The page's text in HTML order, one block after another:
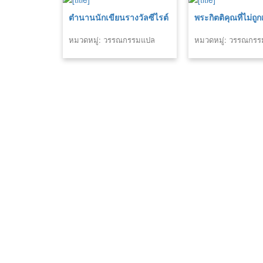
ตำนานนักเขียนรางวัลซีไรต์
หมวดหมู่: วรรณกรรมแปล
พระกิตติคุณที่ไม่ถูก
หมวดหมู่: วรรณกร